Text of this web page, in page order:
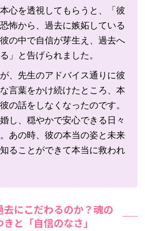
心を透視してもらうと、「彼
怖から、過去に嫉妬している
の中で自信が芽生え、過去へ
」と告げられました。
、先生のアドバイス通りに彼
言葉をかけ続けたところ、本
の話をしなくなったのです。
し、穏やかで安心できる日々
あの時、彼の本当の姿と未来
ることができて本当に救われ
去にこだわるのか？魂の
と「自信のなさ」